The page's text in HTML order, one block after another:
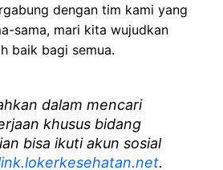
dengan tim kami yang
sama, mari kita wujudkan
baik bagi semua.
dalam mencari
khusus bidang
bisa ikuti akun sosial
.